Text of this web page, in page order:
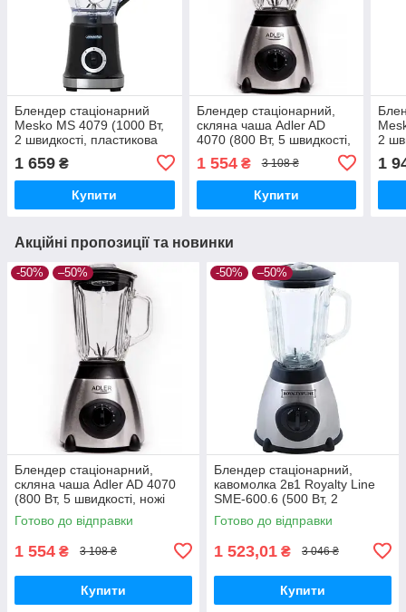
Блендер стаціонарний
Mesko MS 4079 (1000 Вт,
2 швидкості, пластикова
1 659 ₴
Купити
Блендер стаціонарний,
скляна чаша Adler AD
4070 (800 Вт, 5 швидкості,
чаша 1.5 л)
1 554₴ 3 108 ₴
Купити
2
1
Акційні пропозиції та новинки
-50% –50%
Блендер стаціонарний,
скляна чаша Adler AD 4070
(800 Вт, 5 швидкості, ножі
нержавіюча сталь, чаша 1.5
л)
Готово до відправки
1 554 ₴ 3 108 ₴
Купити
-50% –50%
Блендер стаціонарний,
кавомолка 2в1 Royalty Line
SME-600.6 (500 Вт, 2
швидкості, чаша 1.5 л)
Готово до відправки
1 523,01 ₴ 3 046 ₴
Купити